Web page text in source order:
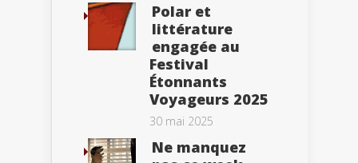
Polar et
littérature
engagée au
Festival
Étonnants
Voyageurs 2025
30 mai 2025
Ne manquez